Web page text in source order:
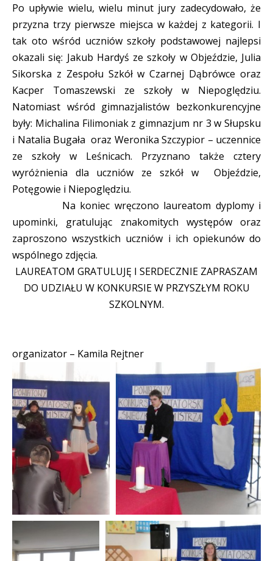
Po upływie wielu, wielu minut jury zadecydowało, że
przyzna trzy pierwsze miejsca w każdej z kategorii. I
tak oto wśród uczniów szkoły podstawowej najlepsi
okazali się: Jakub Hardyś ze szkoły w Objeździe, Julia
Sikorska z Zespołu Szkół w Czarnej Dąbrówce oraz
Kacper Tomaszewski ze szkoły w Niepoględziu.
Natomiast wśród gimnazjalistów bezkonkurencyjne
były: Michalina Filimoniak z gimnazjum nr 3 w Słupsku
i Natalia Bugała oraz Weronika Szczypior – uczennice
ze szkoły w Leśnicach. Przyznano także cztery
wyróżnienia dla uczniów ze szkół w Objeździe,
Potęgowie i Niepoględziu.
Na koniec wręczono laureatom dyplomy i
upominki, gratulując znakomitych występów oraz
zaproszono wszystkich uczniów i ich opiekunów do
wspólnego zdjęcia.
LAUREATOM GRATULUJĘ I SERDECZNIE ZAPRASZAM
DO UDZIAŁU W KONKURSIE W PRZYSZŁYM ROKU
SZKOLNYM.
organizator – Kamila Rejtner